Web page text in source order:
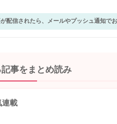
配信されたら、メールやプッシュ通知でお
事をまとめ読み
連載